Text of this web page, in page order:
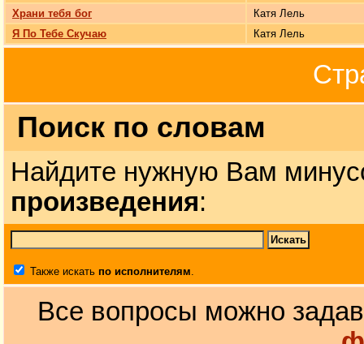
Храни тебя бог
Катя Лель
Я По Тебе Скучаю
Катя Лель
Поиск по словам
Найдите нужную Вам
произведения:
Также искать по исполнителям.
Все вопросы можно